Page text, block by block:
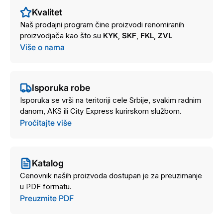
Kvalitet
Naš prodajni program čine proizvodi renomiranih
proizvodjača kao što su KYK, SKF, FKL, ZVL
Više o nama
Isporuka robe
Isporuka se vrši na teritoriji cele Srbije, svakim radnim
danom, AKS ili City Express kurirskom službom.
Pročitajte više
Katalog
Cenovnik naših proizvoda dostupan je za preuzimanje
u PDF formatu.
Preuzmite PDF